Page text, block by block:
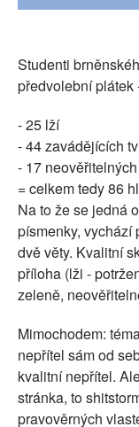
RUBRIKY
Studenti
předvolební plátek
- 25 lží
- 44 zavádějících
- 17
= celkem tedy 86
Na to že se jedná
písmenky, vychází
dvě věty. Kvalitní
příloha (lži -
zeleně,
Mimochodem:
nepřítel sám od
kvalitní nepřítel.
stránka, to
pravověrných